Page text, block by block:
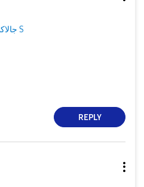
جالاكسى S
REPLY